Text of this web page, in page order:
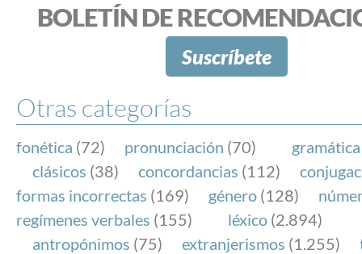
BOLETÍN DE
Suscríbete
Otras categorías
fonética (72) pronunciación (70) gramática
clásicos (38) concordancias (112)
formas incorrectas (169) género (128)
regímenes verbales (155) léxico (2.894)
antropónimos (75) extranjerismos (1.255)